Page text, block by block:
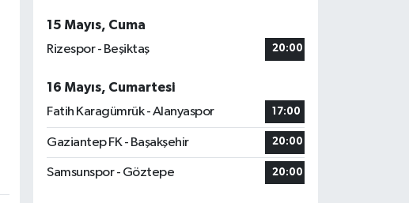
15 Mayıs, Cuma
Rizespor - Beşiktaş
20:00
16 Mayıs, Cumartesi
Fatih Karagümrük - Alanyaspor
17:00
Gaziantep FK - Başakşehir 20:00
Samsunspor - Göztepe 20:00